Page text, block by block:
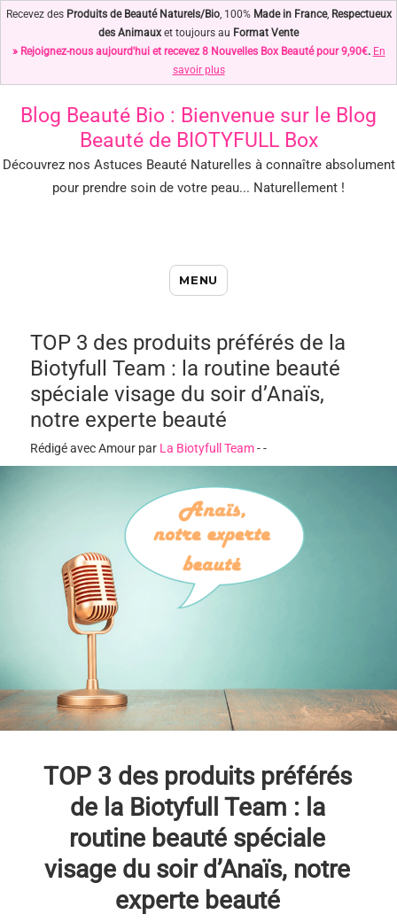
Recevez des Produits de Beauté Naturels/Bio, 100% Made in France, Respectueux
des Animauxet toujours au Format Vente
» Rejoignez-nous aujourd'hui et recevez 8 Nouvelles Box Beauté pour 9,90€. En
savoir plus
Blog Beauté Bio : Bienvenue sur le Blog
Beauté de BIOTYFULL Box
Découvrez nos Astuces Beauté Naturelles à connaître absolument
pour prendre soin de votre peau... Naturellement !
Blog Beauté Bio : Notre Top des
Astuces Beauté Naturelles !
MENU
TOP 3 des produits préférés de la
Biotyfull Team : la routine beauté
spéciale visage du soir d’Anaïs,
notre experte beauté
Rédigé avec Amour par La Biotyfull Team--
TOP 3 des produits préférés
de la Biotyfull Team : la
routine beauté spéciale
visage du soir d’Anaïs, notre
experte beauté